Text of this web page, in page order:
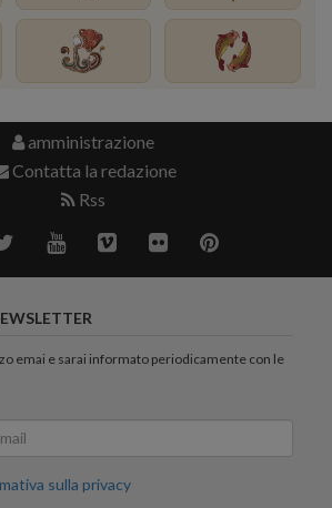
amministrazione
Contatta la redazione
Rss
emai e sarai informato periodicamente con le
sulla privacy